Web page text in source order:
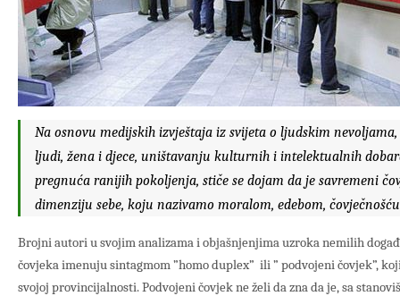
Na osnovu medijskih izvještaja iz svijeta o ljudskim
ljudi, žena i djece, uništavanju kulturnih i intelektualnih
pregnuća ranijih pokoljenja, stiče se dojam da je savremeni
dimenziju sebe, koju nazivamomoralom, edebom,
Brojni autori u svojim analizama i objašnjenjima uzroka nemilih
čovjeka imenuju sintagmom ”homo duplex” ili ” podvojeni čovjek”,
svojoj provincijalnosti. Podvojeni čovjek ne želi da zna da je, sa